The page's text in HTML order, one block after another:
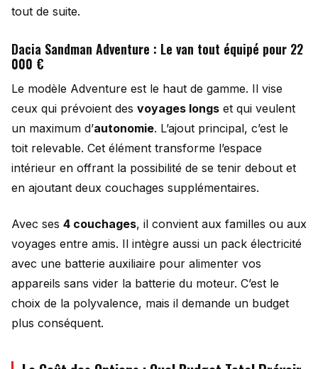
tout de suite.
Dacia Sandman Adventure : Le van tout équipé pour 22
000 €
Le modèle Adventure est le haut de gamme. Il vise
ceux qui prévoient des voyages longs et qui veulent
un maximum d’autonomie. L’ajout principal, c’est le
toit relevable. Cet élément transforme l’espace
intérieur en offrant la possibilité de se tenir debout et
en ajoutant deux couchages supplémentaires.
Avec ses 4 couchages, il convient aux familles ou aux
voyages entre amis. Il intègre aussi un pack électricité
avec une batterie auxiliaire pour alimenter vos
appareils sans vider la batterie du moteur. C’est le
choix de la polyvalence, mais il demande un budget
plus conséquent.